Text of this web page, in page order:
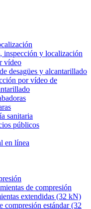
y localización
vídeo
desagües y alcantarillado
por vídeo de
sanitaria
públicos
en línea
de compresión
extendidas (32 kN)
compresión estándar (32